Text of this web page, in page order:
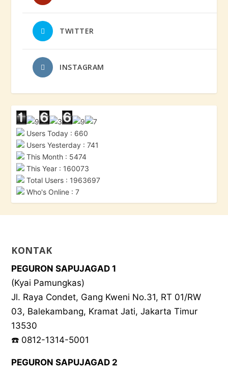
TWITTER
INSTAGRAM
Users Today : 660
Users Yesterday : 741
This Month : 5474
This Year : 160073
Total Users : 1963697
Who's Online : 7
KONTAK
PEGURON SAPUJAGAD 1
(Kyai Pamungkas)
Jl. Raya Condet, Gang Kweni No.31, RT 01/RW
03, Balekambang, Kramat Jati, Jakarta Timur
13530
☎️ 0812-1314-5001
PEGURON SAPUJAGAD 2